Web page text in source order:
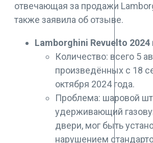
отвечающая за продажи
также заявила об отзыве.
Lamborghini Revuelto 2024
Количество: всего 5
произведённых с 18
октября 2024 года.
Проблема: шаровой
удерживающий
двери, мог быть
нарушением